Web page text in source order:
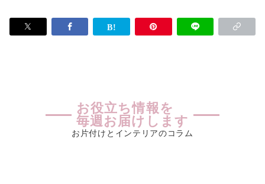
お役立ち情報を
毎週お届けします
お片付けとインテリアのコラム